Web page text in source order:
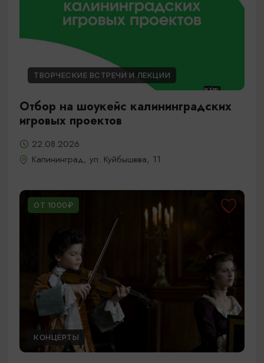
ТВОРЧЕСКИЕ ВСТРЕЧИ И ЛЕКЦИИ
Отбор на шоукейс калининградских
игровых проектов
22.08.2026
Калининград, ул. Куйбышева, 11
ОТ 1000₽
КОНЦЕРТЫ